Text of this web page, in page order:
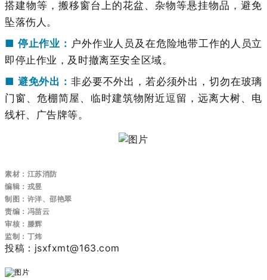
搭建物等，搬移窗台上的花盆、杂物等悬挂物品，避免
坠落伤人。
■ 停止作业： 户外作业人员及在危险地带工作的人员立
即停止作业，及时撤离至安全区域。
■ 避免外出： 非必要不外出，若必须外出，切勿在玻璃
门窗、危棚简屋、临时建筑物附近逗留，远离大树、电
线杆、广告牌等。
素材：江苏消防
编辑：戎昱
制图：许洋、邵艳翠
责编：冯苗云
审核：滕辉
监制：丁炜
投稿：jsxfxmt@163.com